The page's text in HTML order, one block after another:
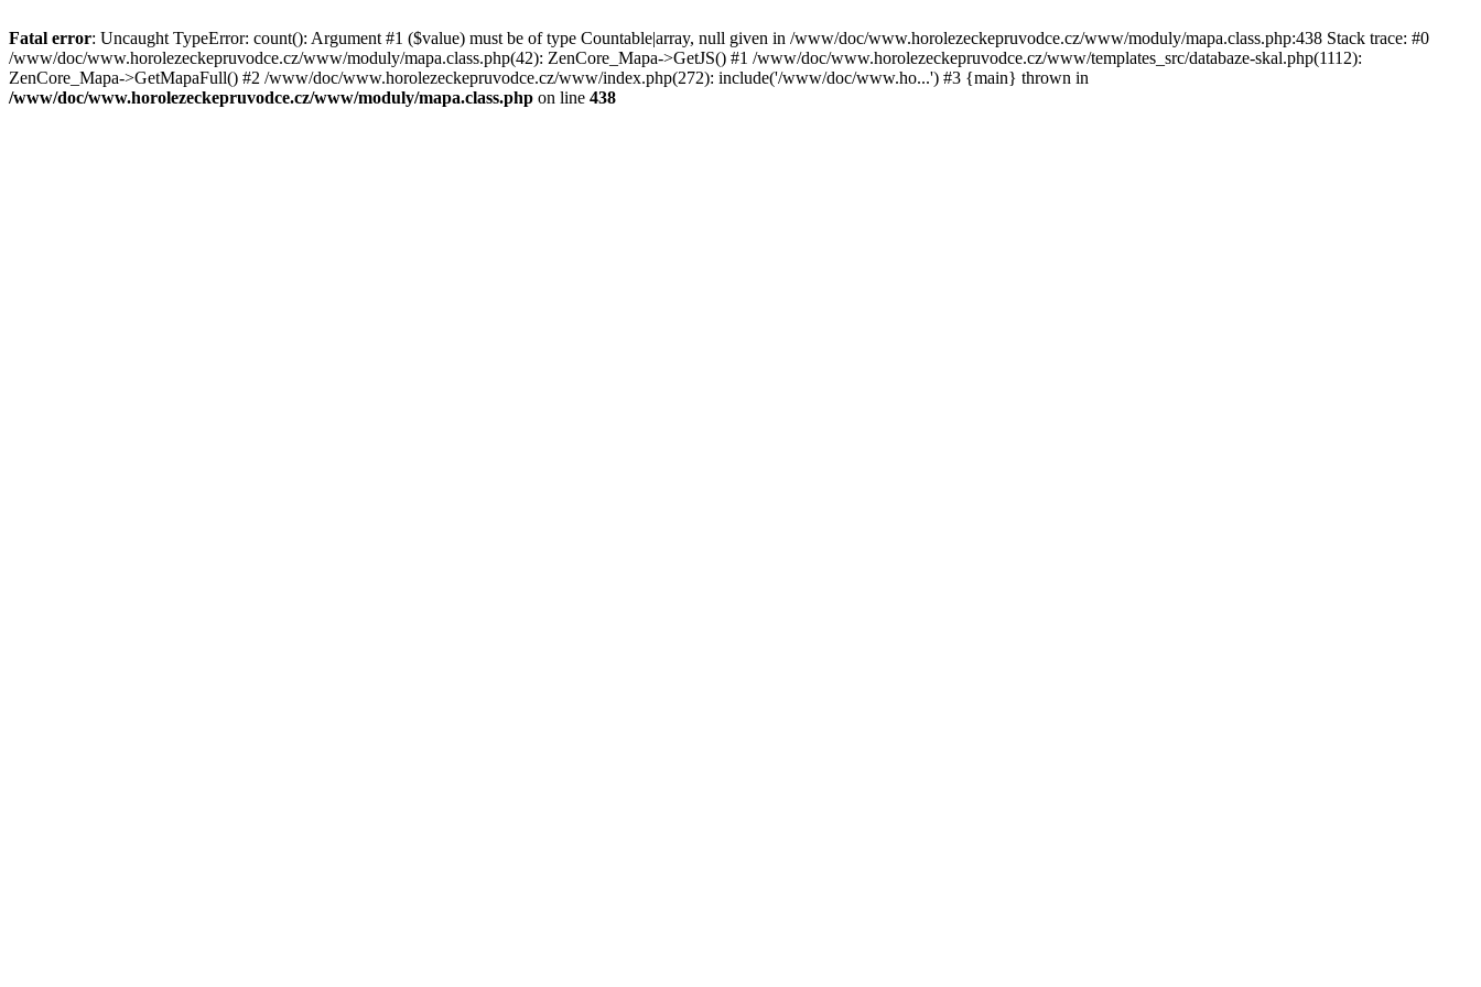
Fatal error: Uncaught TypeError: count(): Argument #1 ($value) must be of type Countable|array, null given in /www/doc/www.horolezeckepruvodce.cz/www/moduly/mapa.class.php:438 Stack trace: #0
/www/doc/www.horolezeckepruvodce.cz/www/moduly/mapa.class.php(42): ZenCore_Mapa->GetJS() #1 /www/doc/www.horolezeckepruvodce.cz/www/templates_src/databaze-skal.php(1112):
ZenCore_Mapa->GetMapaFull() #2 /www/doc/www.horolezeckepruvodce.cz/www/index.php(272): include('/www/doc/www.ho...') #3 {main} thrown in
/www/doc/www.horolezeckepruvodce.cz/www/moduly/mapa.class.php on line 438